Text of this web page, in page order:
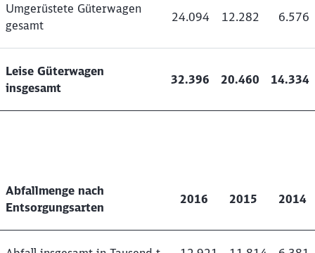
Umgerüstete Güterwagen
gesamt
24.094 12.282 6.576
Leise Güterwagen
insgesamt
32.396 20.460 14.334
Abfallmenge nach
Entsorgungsarten
2016 2015 2014